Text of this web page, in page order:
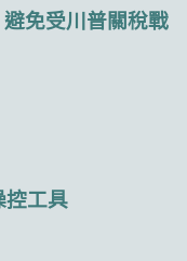
免受川普關稅戰
控工具